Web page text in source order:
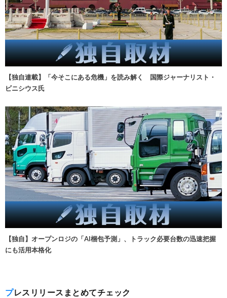
【独自連載】「今そこにある危機」を読み解く 国際ジャーナリスト・
ビニシウス氏
【独自】オープンロジの「AI梱包予測」、トラック必要台数の迅速把握
にも活用本格化
プレスリリースまとめてチェック